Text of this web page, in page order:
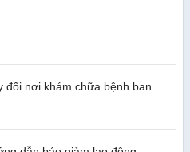
đổi nơi khám chữa bệnh ban